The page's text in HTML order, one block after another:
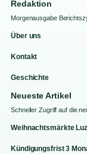
Redaktion
Morgenausgabe
Über uns
Kontakt
Geschichte
Neueste Artikel
Schneller Zugriff auf die
Weihnachtsmärkte
Kündigungsfrist 3